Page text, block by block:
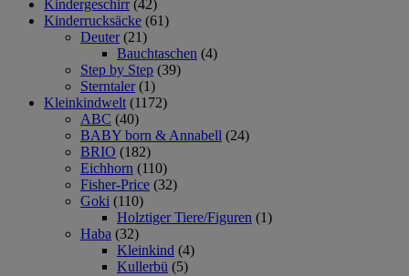
Kindergeschirr (42)
Kinderrucksäcke (61)
Deuter (21)
Bauchtaschen (4)
Step by Step (39)
Sterntaler (1)
Kleinkindwelt (1172)
ABC (40)
BABY born & Annabell (24)
BRIO (182)
Eichhorn (110)
Fisher-Price (32)
Goki (110)
Holztiger Tiere/Figuren (1)
Haba (32)
Kleinkind (4)
Kullerbü (5)